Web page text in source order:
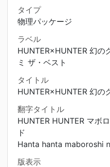
タイプ
物理パッケージ
ラベル
HUNTER×HUNTER 幻の
ミ ザ・ベスト
タイトル
HUNTER×HUNTER 幻の
翻字タイトル
HUNTER HUNTER マボ
ド
Hanta hanta maboroshi
版表示